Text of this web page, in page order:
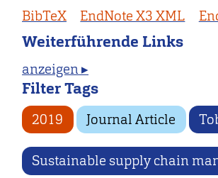
BibTeX EndNote X3 XML
Weiterführende Links
anzeigen ▸
Filter Tags
2019 Journal Article
Sustainable supply chain